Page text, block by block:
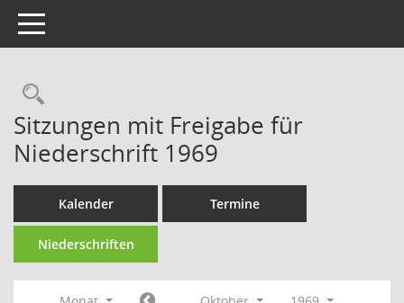
Toggle navigation
Rechercheauswahl
Sitzungen mit Freigabe für
Niederschrift 1969
Kalender Termine
Niederschriften